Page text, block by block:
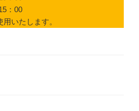
：00
いたします。